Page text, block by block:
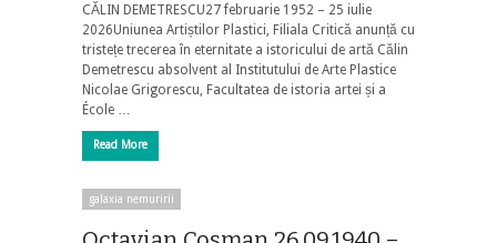
CĂLIN DEMETRESCU27 februarie 1952 – 25 iulie
2026Uniunea Artiștilor Plastici, Filiala Critică anunță cu
tristețe trecerea în eternitate a istoricului de artă Călin
Demetrescu absolvent al Institutului de Arte Plastice
Nicolae Grigorescu, Facultatea de istoria artei și a
École …
Read More
galaxia nemuririi